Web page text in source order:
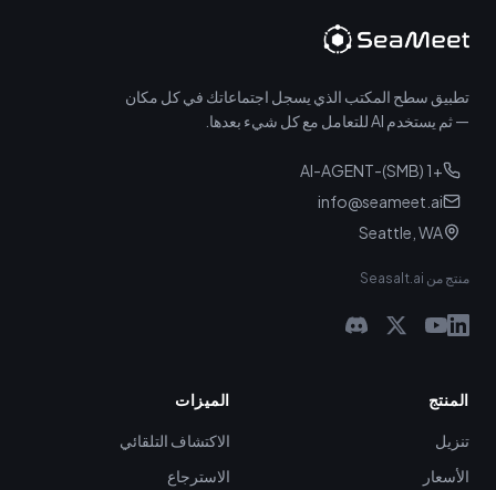
تطبيق سطح المكتب الذي يسجل اجتماعاتك في كل مكان
— ثم يستخدم AI للتعامل مع كل شيء بعدها.
+1 (SMB)-AI-AGENT
info@seameet.ai
Seattle, WA
منتج من Seasalt.ai
المنتج
تنزيل
الأسعار
الميزات
الاكتشاف التلقائي
الاسترجاع